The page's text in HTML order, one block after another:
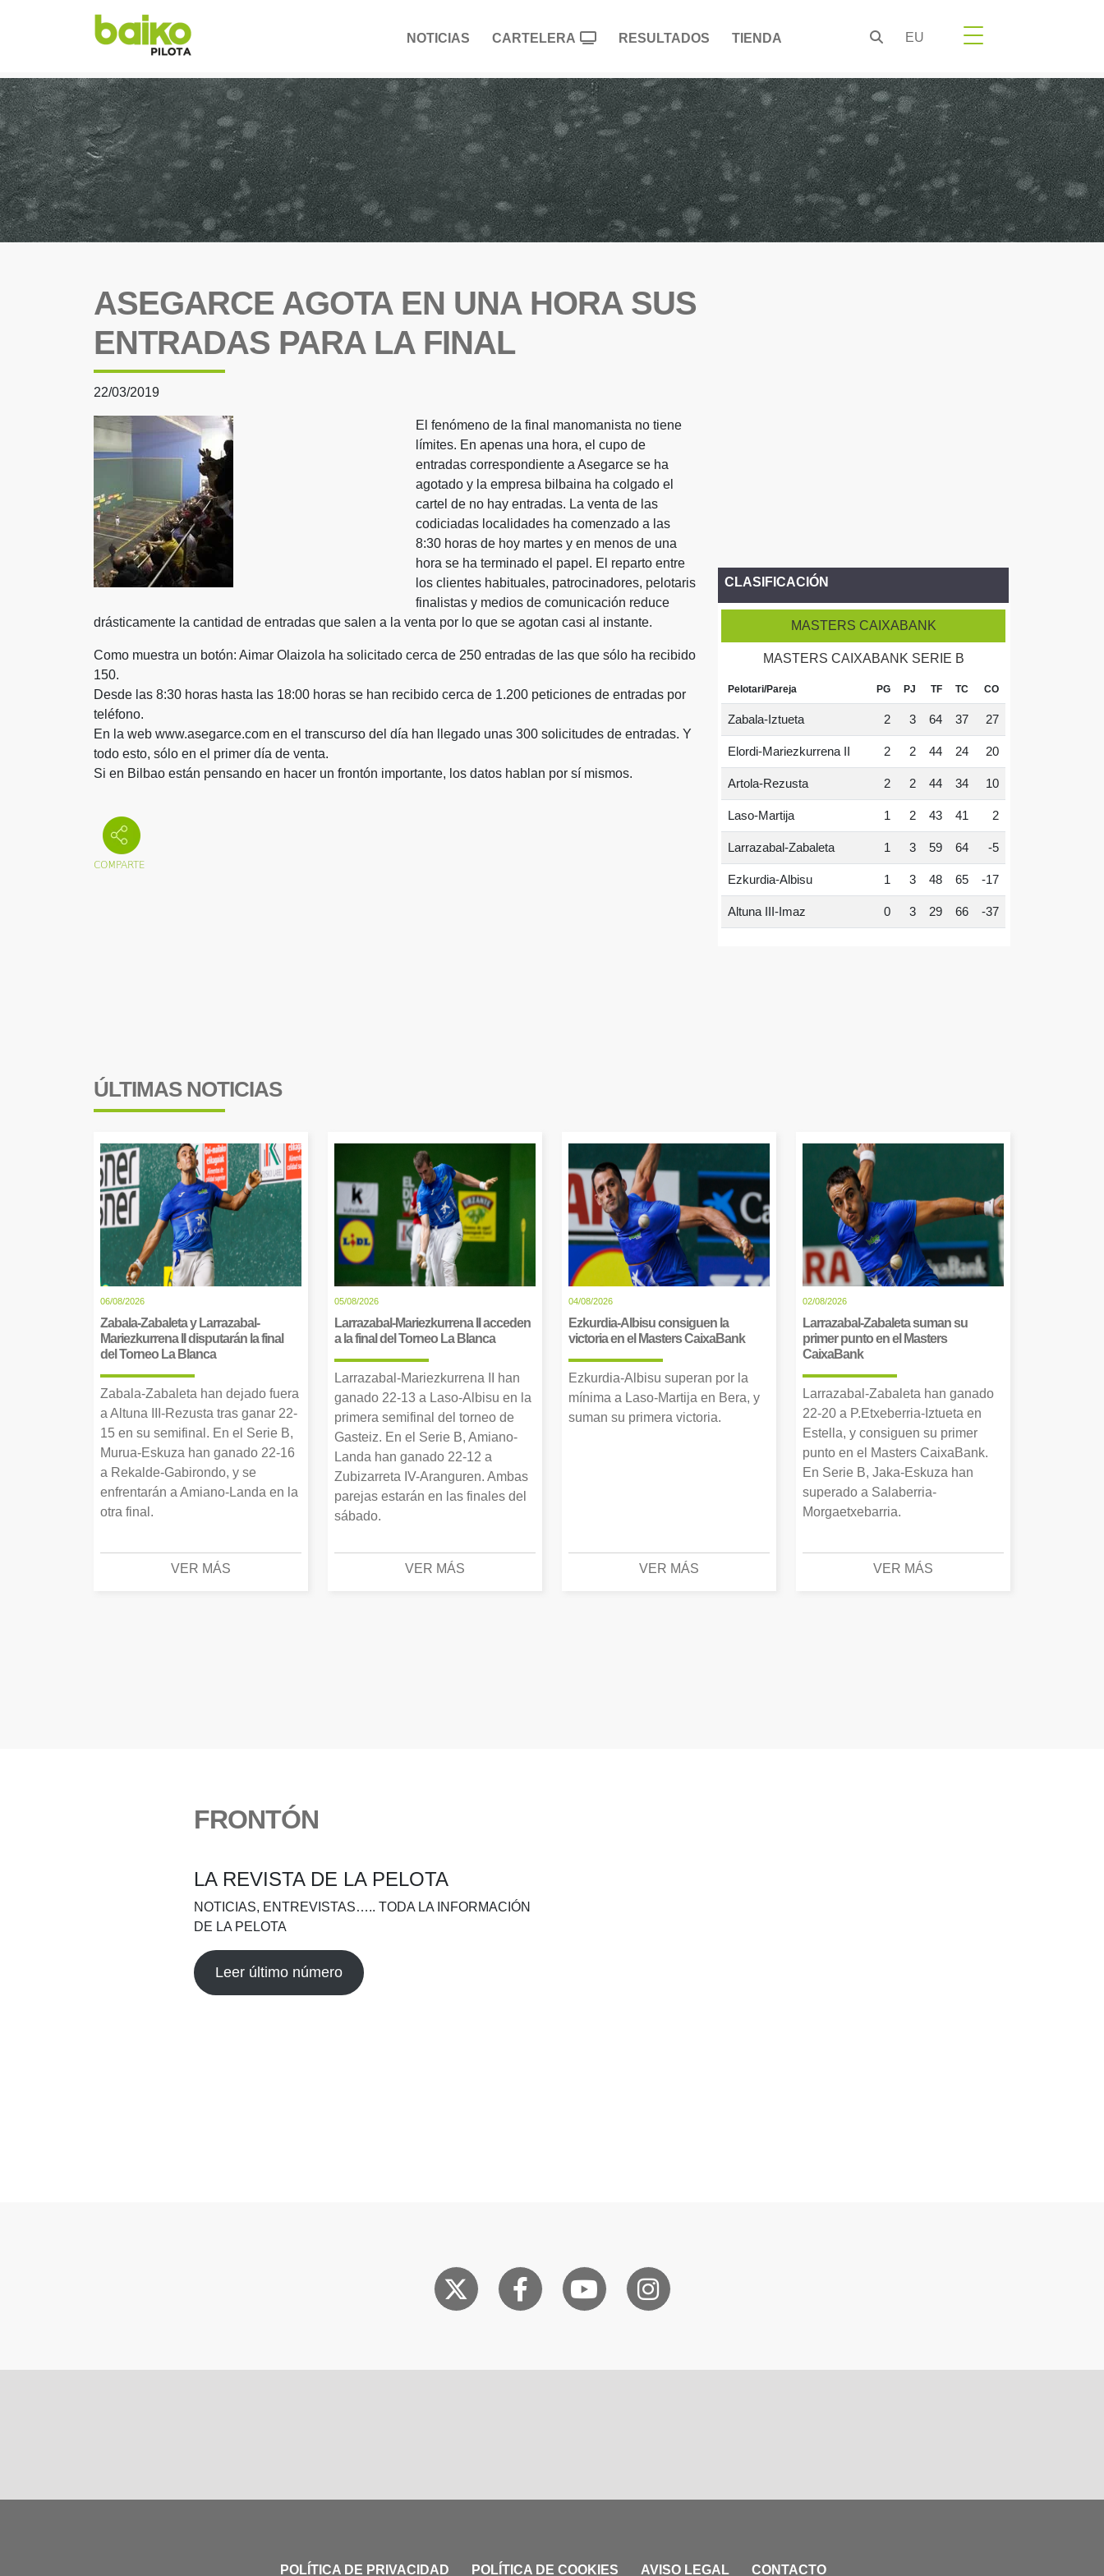
NOTICIAS CARTELERA RESULTADOS TIENDA EU
ASEGARCE AGOTA EN UNA HORA SUS
ENTRADAS PARA LA FINAL
22/03/2019
El fenómeno de la final manomanista no tiene
límites. En apenas una hora, el cupo de
entradas correspondiente a Asegarce se ha
agotado y la empresa bilbaina ha colgado el
cartel de no hay entradas. La venta de las
codiciadas localidades ha comenzado a las
8:30 horas de hoy martes y en menos de una
hora se ha terminado el papel. El reparto entre
los clientes habituales, patrocinadores, pelotaris
finalistas y medios de comunicación reduce
drásticamente la cantidad de entradas que salen a la venta por lo que se agotan casi al instante.
Como muestra un botón: Aimar Olaizola ha solicitado cerca de 250 entradas de las que sólo ha recibido
150.
Desde las 8:30 horas hasta las 18:00 horas se han recibido cerca de 1.200 peticiones de entradas por
teléfono.
En la web www.asegarce.com en el transcurso del día han llegado unas 300 solicitudes de entradas. Y
todo esto, sólo en el primer día de venta.
Si en Bilbao están pensando en hacer un frontón importante, los datos hablan por sí mismos.
CLASIFICACIÓN
MASTERS CAIXABANK
MASTERS CAIXABANK SERIE B
Pelotari/Pareja PG PJ TF TC CO
Zabala-Iztueta 2 3 64 37 27
Elordi-Mariezkurrena II 2 2 44 24 20
Artola-Rezusta 2 2 44 34 10
Laso-Martija 1 2 43 41 2
Larrazabal-Zabaleta 1 3 59 64 -5
Ezkurdia-Albisu 1 3 48 65 -17
Altuna III-Imaz 0 3 29 66 -37
ÚLTIMAS NOTICIAS
06/08/2026
Zabala-Zabaleta y Larrazabal-
Mariezkurrena II disputarán la final
del Torneo La Blanca
Zabala-Zabaleta han dejado fuera
a Altuna III-Rezusta tras ganar 22-
15 en su semifinal. En el Serie B,
Murua-Eskuza han ganado 22-16
a Rekalde-Gabirondo, y se
enfrentarán a Amiano-Landa en la
otra final.
VER MÁS
05/08/2026
Larrazabal-Mariezkurrena II acceden
a la final del Torneo La Blanca
Larrazabal-Mariezkurrena II han
ganado 22-13 a Laso-Albisu en la
primera semifinal del torneo de
Gasteiz. En el Serie B, Amiano-
Landa han ganado 22-12 a
Zubizarreta IV-Aranguren. Ambas
parejas estarán en las finales del
sábado.
VER MÁS
04/08/2026
Ezkurdia-Albisu consiguen la
victoria en el Masters CaixaBank
Ezkurdia-Albisu superan por la
mínima a Laso-Martija en Bera, y
suman su primera victoria.
VER MÁS
02/08/2026
Larrazabal-Zabaleta suman su
primer punto en el Masters
CaixaBank
Larrazabal-Zabaleta han ganado
22-20 a P.Etxeberria-Iztueta en
Estella, y consiguen su primer
punto en el Masters CaixaBank.
En Serie B, Jaka-Eskuza han
superado a Salaberria-
Morgaetxebarria.
VER MÁS
FRONTÓN
LA REVISTA DE LA PELOTA
NOTICIAS, ENTREVISTAS….. TODA LA INFORMACIÓN
DE LA PELOTA
Leer último número
POLÍTICA DE PRIVACIDAD POLÍTICA DE COOKIES AVISO LEGAL CONTACTO